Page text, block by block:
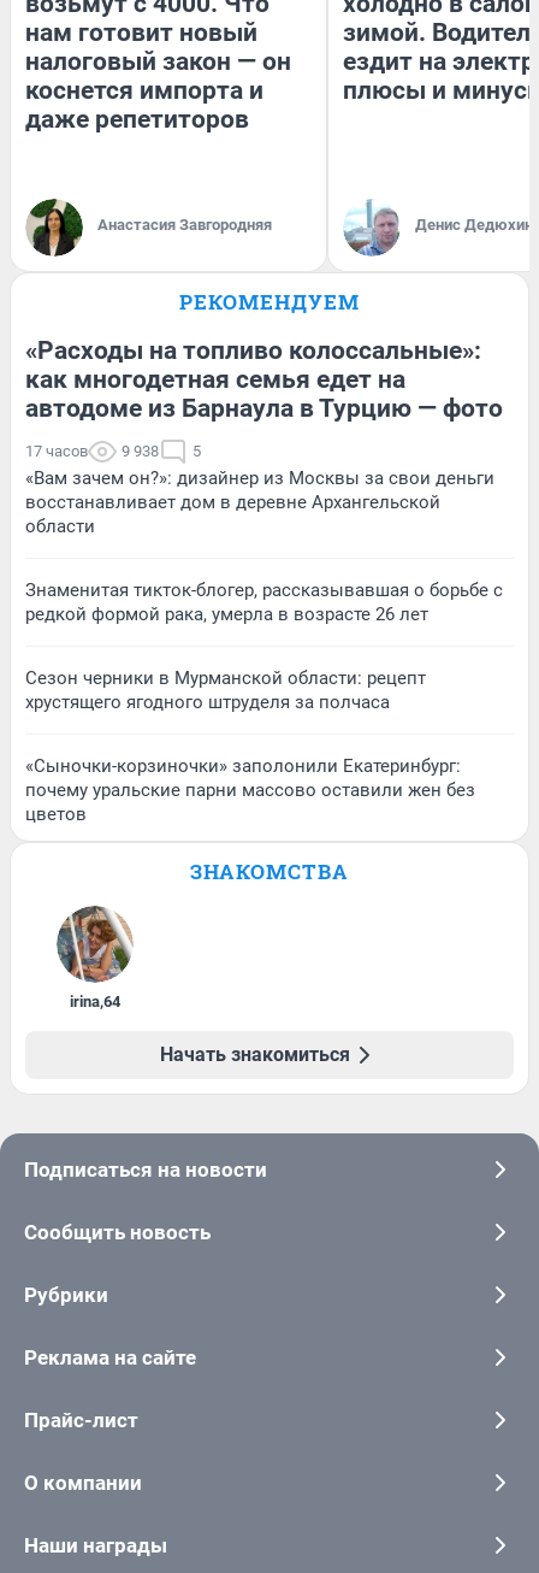
нам готовит новый
налоговый закон — он
коснется импорта и
даже репетиторов
Анастасия Завгородняя
зимой.
ездит на
плюсы и
Денис Дедюхин
РЕКОМЕНДУЕМ
«Расходы на топливо колоссальные»:
как многодетная семья едет на
автодоме из Барнаула в Турцию — фото
17 часов 9 938 5
«Вам зачем он?»: дизайнер из Москвы за свои деньги
восстанавливает дом в деревне Архангельской
области
Знаменитая тикток-блогер, рассказывавшая о борьбе с
редкой формой рака, умерла в возрасте 26 лет
Сезон черники в Мурманской области: рецепт
хрустящего ягодного штруделя за полчаса
«Сыночки-корзиночки» заполонили Екатеринбург:
почему уральские парни массово оставили жен без
цветов
ЗНАКОМСТВА
irina,64
Начать знакомиться
Подписаться на новости
Сообщить новость
Рубрики
Реклама на сайте
Прайс-лист
О компании
Наши награды